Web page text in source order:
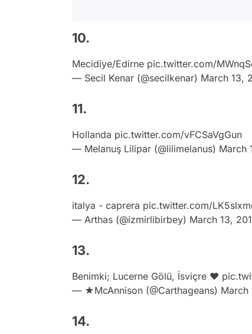
10.
Mecidiye/Edirne pic.twitter.com/
— Secil Kenar (@secilkenar) March 13,
11.
Hollanda pic.twitter.com/vFCSaVgGun
— Melanuş Lilipar (@lilimelanus) March
12.
italya - caprera pic.twitter.com/
— Arthas (@izmirlibirbey) March 13,
13.
Benimki; Lucerne Gölü, İsviçre ❤️
— ★McAnnison (@Carthageans) March
14.